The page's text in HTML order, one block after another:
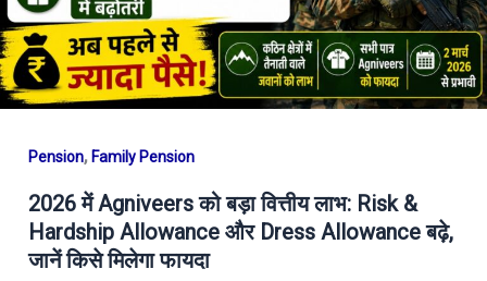
Pension, Family Pension
2026 में Agniveers को बड़ा वित्तीय लाभ: Risk &
Hardship Allowance और Dress Allowance बढ़े,
जानें किसे मिलेगा फायदा